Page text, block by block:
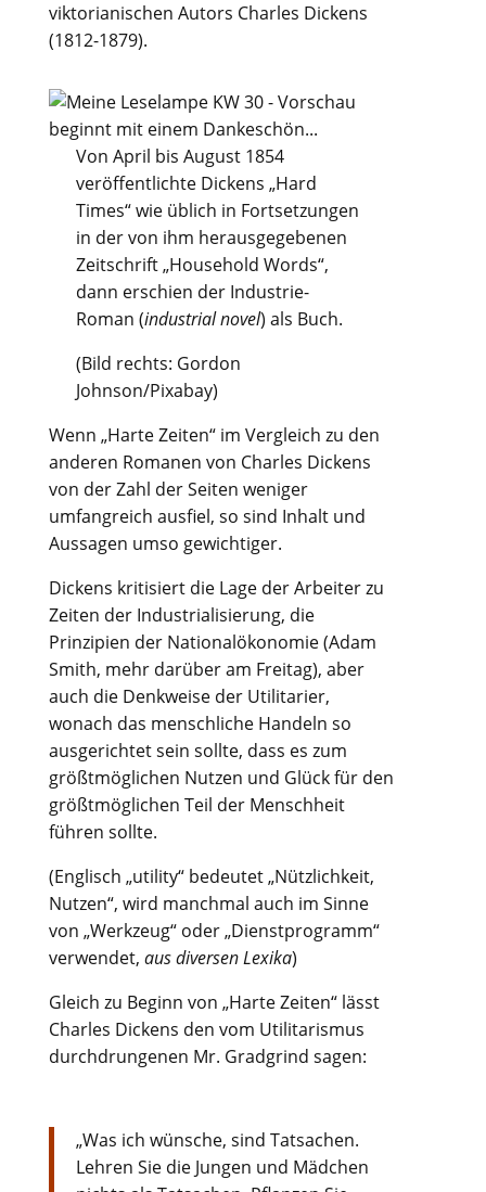
viktorianischen Autors Charles Dickens
(1812-1879).
Von April bis August 1854
veröffentlichte Dickens „Hard
Times“ wie üblich in Fortsetzungen
in der von ihm herausgegebenen
Zeitschrift „Household Words“,
dann erschien der Industrie-
Roman (industrial novel) als Buch.
(Bild rechts: Gordon
Johnson/Pixabay)
Wenn „Harte Zeiten“ im Vergleich zu den
anderen Romanen von Charles Dickens
von der Zahl der Seiten weniger
umfangreich ausfiel, so sind Inhalt und
Aussagen umso gewichtiger.
Dickens kritisiert die Lage der Arbeiter zu
Zeiten der Industrialisierung, die
Prinzipien der Nationalökonomie (Adam
Smith, mehr darüber am Freitag), aber
auch die Denkweise der Utilitarier,
wonach das menschliche Handeln so
ausgerichtet sein sollte, dass es zum
größtmöglichen Nutzen und Glück für den
größtmöglichen Teil der Menschheit
führen sollte.
(Englisch „utility“ bedeutet „Nützlichkeit,
Nutzen“, wird manchmal auch im Sinne
von „Werkzeug“ oder „Dienstprogramm“
verwendet, aus diversen Lexika)
Gleich zu Beginn von „Harte Zeiten“ lässt
Charles Dickens den vom Utilitarismus
durchdrungenen Mr. Gradgrind sagen:
„Was ich wünsche, sind Tatsachen.
Lehren Sie die Jungen und Mädchen